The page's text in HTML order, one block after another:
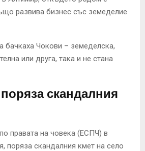
развива бизнес със земеделие
бачкаха Чокови – земеделска,
или друга, така и не стана
скандалния
правата на човека (ЕСПЧ) в
поряза скандалния кмет на село